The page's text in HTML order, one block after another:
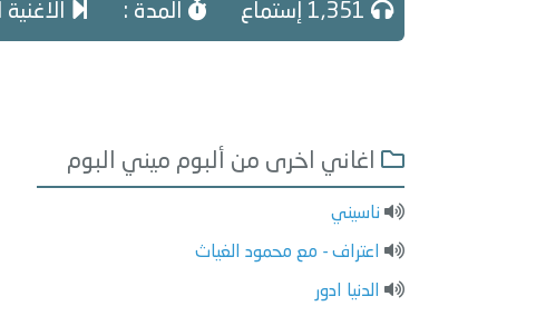
المدة :
اغاني اخرى من ألبوم ميني البوم
ناسيني
اعتراف - مع محمود الغياث
الدنيا ادور